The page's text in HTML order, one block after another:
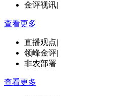
金评视讯|
查看更多
直播观点|
领峰金评|
非农部署
查看更多